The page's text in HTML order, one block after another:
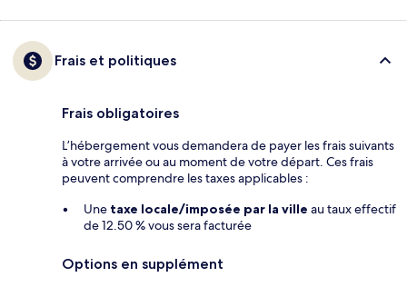
Frais et politiques
Frais obligatoires
L’hébergement vous demandera de payer les frais suivants
à votre arrivée ou au moment de votre départ. Ces frais
peuvent comprendre les taxes applicables :
Une taxe locale/imposée par la ville au taux effectif
de 12.50 % vous sera facturée
Options en supplément